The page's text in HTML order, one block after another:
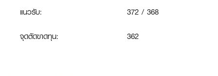
แนวรับ:
372 / 368
จุดตัดขาดทุน: 362